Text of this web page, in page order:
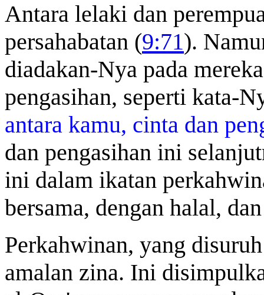
Antara lelaki dan
persahabatan (9:71).
diadakan-Nya pada
pengasihan, seperti kata-
antara kamu, cinta dan
dan pengasihan ini
ini dalam ikatan
bersama, dengan halal,
Perkahwinan, yang
amalan zina. Ini